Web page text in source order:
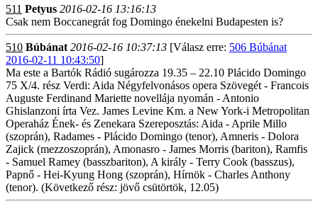
511 Petyus 2016-02-16 13:16:13
Csak nem Boccanegrát fog Domingo énekelni Budapesten is?
510 Búbánat 2016-02-16 10:37:13 [Válasz erre: 506 Búbánat
2016-02-11 10:43:50]
Ma este a Bartók Rádió sugározza 19.35 – 22.10 Plácido Domingo
75 X/4. rész Verdi: Aida Négyfelvonásos opera Szövegét - Francois
Auguste Ferdinand Mariette novellája nyomán - Antonio
Ghislanzoni írta Vez. James Levine Km. a New York-i Metropolitan
Operaház Ének- és Zenekara Szereposztás: Aida - Aprile Millo
(szoprán), Radames - Plácido Domingo (tenor), Amneris - Dolora
Zajick (mezzoszoprán), Amonasro - James Morris (bariton), Ramfis
- Samuel Ramey (basszbariton), A király - Terry Cook (basszus),
Papnő - Hei-Kyung Hong (szoprán), Hírnök - Charles Anthony
(tenor). (Következő rész: jövő csütörtök, 12.05)